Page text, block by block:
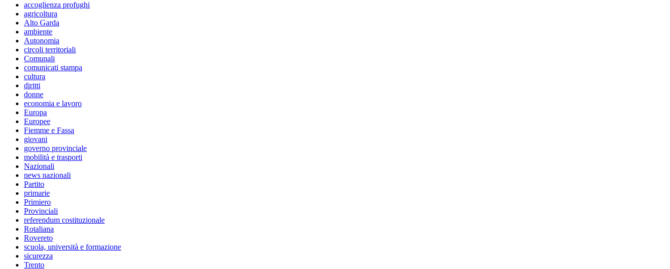
accoglienza profughi
agricoltura
Alto Garda
ambiente
Autonomia
circoli territoriali
Comunali
comunicati stampa
cultura
diritti
donne
economia e lavoro
Europa
Europee
Fiemme e Fassa
giovani
governo provinciale
mobilità e trasporti
Nazionali
news nazionali
Partito
primarie
Primiero
Provinciali
referendum costituzionale
Rotaliana
Rovereto
scuola, università e formazione
sicurezza
Trento